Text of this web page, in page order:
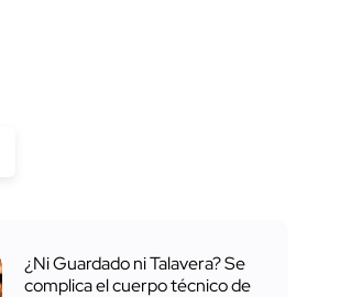
¿Ni Guardado ni Talavera? Se
complica el cuerpo técnico de